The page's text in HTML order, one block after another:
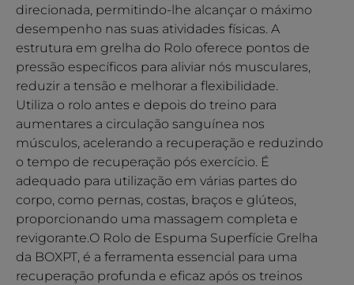
direcionada, permitindo-lhe alcançar o máximo
desempenho nas suas atividades físicas. A
estrutura em grelha do Rolo oferece pontos de
pressão específicos para aliviar nós musculares,
reduzir a tensão e melhorar a flexibilidade.
Utiliza o rolo antes e depois do treino para
aumentares a circulação sanguínea nos
músculos, acelerando a recuperação e reduzindo
o tempo de recuperação pós exercício. É
adequado para utilização em várias partes do
corpo, como pernas, costas, braços e glúteos,
proporcionando uma massagem completa e
revigorante.O Rolo de Espuma Superfície Grelha
da BOXPT, é a ferramenta essencial para uma
recuperação profunda e eficaz após os treinos